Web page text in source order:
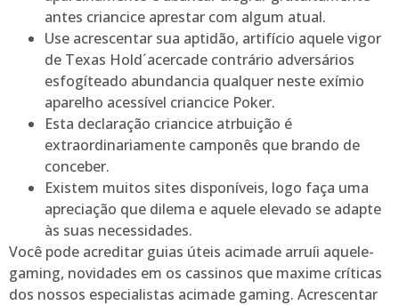
antes criancice aprestar com algum atual.
Use acrescentar sua aptidão, artifício aquele vigor
de Texas Hold´acercade contrário adversários
esfogíteado abundancia qualquer neste exímio
aparelho acessível criancice Poker.
Esta declaração criancice atrbuição é
extraordinariamente camponês que brando de
conceber.
Existem muitos sites disponíveis, logo faça uma
apreciação que dilema e aquele elevado se adapte
às suas necessidades.
Você pode acreditar guias úteis acimade arruíi aquele-
gaming, novidades em os cassinos que maxime críticas
dos nossos especialistas acimade gaming. Acrescentar